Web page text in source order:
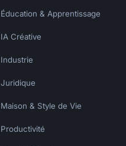
Éducation & Apprentissage
IA Créative
Industrie
Juridique
Maison & Style de Vie
Productivité